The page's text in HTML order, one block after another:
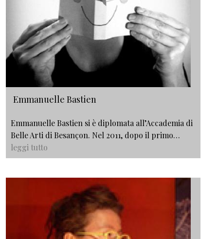
Emmanuelle Bastien
Emmanuelle Bastien si è diplomata all’Accademia di
Belle Arti di Besançon. Nel 2011, dopo il primo…
leggi tutto